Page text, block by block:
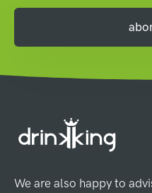
We are also happy to